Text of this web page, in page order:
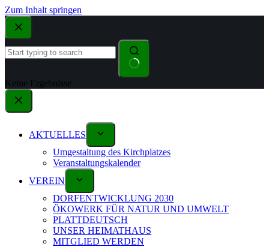
Zum Inhalt springen
Keine Ergebnisse
AKTUELLES
Umgestaltung des Kirchplatzes
Veranstaltungskalender
VEREIN
DORFENTWICKLUNG 2030
ÖKOWERK FÜR NATUR UND UMWELT
PLATTDEUTSCH
UNSER HEIMATHAUS
MITGLIED WERDEN